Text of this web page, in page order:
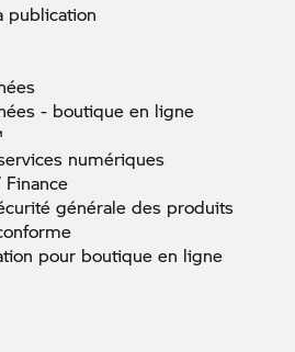
publication
- boutique en ligne
numériques
Finance
générale des produits
pour boutique en ligne